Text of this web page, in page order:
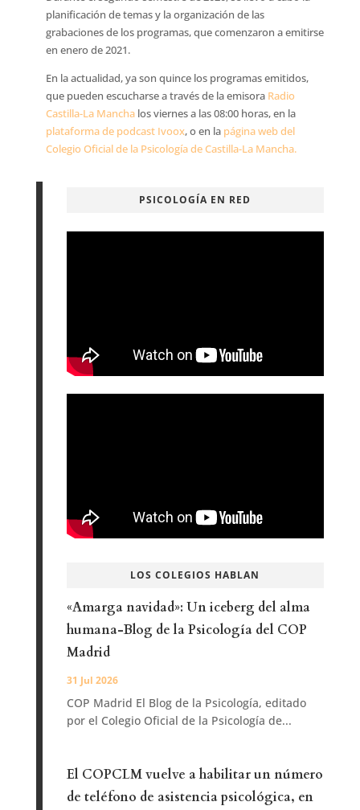
planificación de temas y la organización de las
grabaciones de los programas, que comenzaron a emitirse
en enero de 2021.
En la actualidad, ya son quince los programas emitidos,
que pueden escucharse a través de la emisora Radio
Castilla-La Manchalos viernes a las 08:00 horas, en la
plataforma de podcast Ivoox, o en la página web del
Colegio Oficial de la Psicología de Castilla-La Mancha.
PSICOLOGÍA EN RED
LOS COLEGIOS HABLAN
«Amarga navidad»: Un iceberg del alma
humana-Blog de la Psicología del COP
Madrid
31 Jul 2026
COP Madrid El Blog de la Psicología, editado
por el Colegio Oficial de la Psicología de...
El COPCLM vuelve a habilitar un número
de teléfono de asistencia psicológica, en